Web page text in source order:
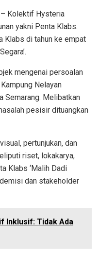
– Kolektif Hysteria
yakni Penta Klabs.
Klabs di tahun ke empat
mengenai persoalan
Nelayan
Semarang. Melibatkan
pesisir dituangkan
pertunjukan, dan
riset, lokakarya,
Klabs ‘Malih Dadi
dan stakeholder
Inklusif: Tidak Ada